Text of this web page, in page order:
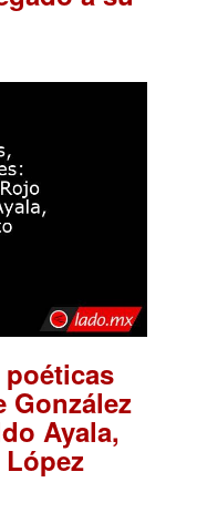
González
Ayala,